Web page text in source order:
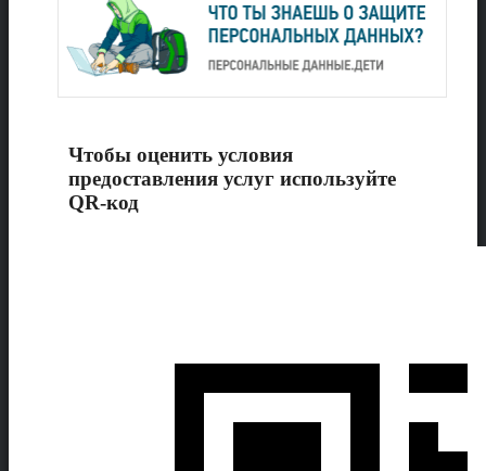
Чтобы оценить условия
предоставления услуг используйте
QR-код